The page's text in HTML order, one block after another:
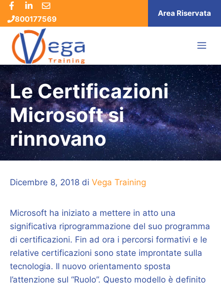
Vai
contenuto
800177569
Area Riservata
Le Certificazioni
Microsoft si
rinnovano
Dicembre 8, 2018 di Vega Training
Microsoft ha iniziato a mettere in atto una
significativa riprogrammazione del suo programma
di certificazioni. Fin ad ora i percorsi formativi e le
relative certificazioni sono state improntate sulla
tecnologia. Il nuovo orientamento sposta
l’attenzione sul “Ruolo”. Questo modello è definito